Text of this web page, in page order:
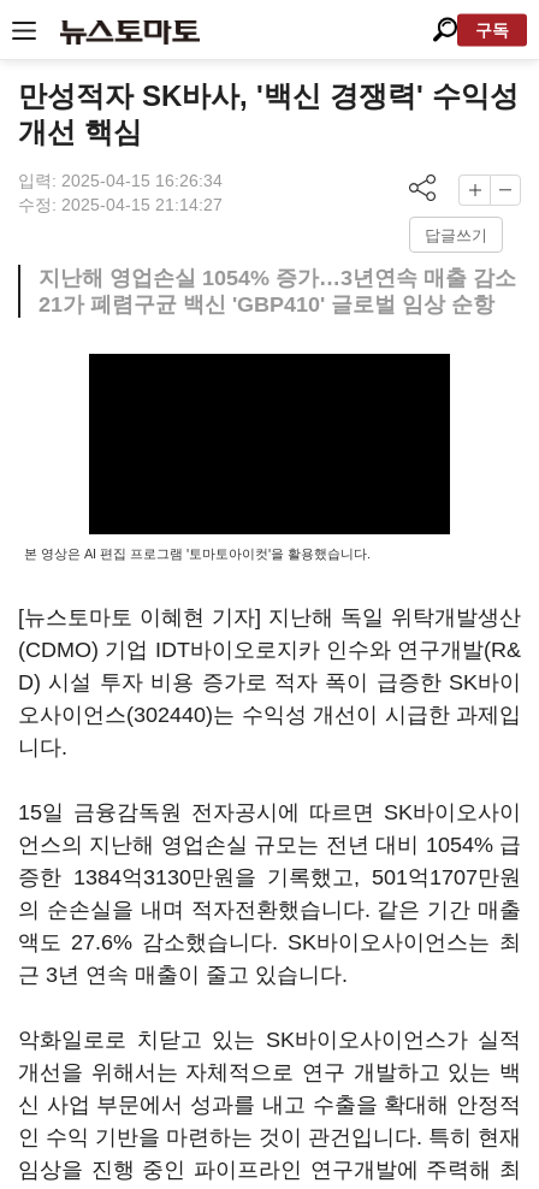
구독
만성적자 SK바사, '백신 경쟁력' 수익성
개선 핵심
입력: 2025-04-15 16:26:34
수정: 2025-04-15 21:14:27
답글쓰기
지난해 영업손실 1054% 증가…3년연속 매출 감소
21가 폐렴구균 백신 'GBP410' 글로벌 임상 순항
본 영상은 AI 편집 프로그램 '토마토아이컷'을 활용했습니다.
[뉴스토마토 이혜현 기자] 지난해 독일 위탁개발생산
(CDMO) 기업 IDT바이오로지카 인수와 연구개발(R&
D) 시설 투자 비용 증가로 적자 폭이 급증한 SK바이
오사이언스(302440)는 수익성 개선이 시급한 과제입
니다.
15일 금융감독원 전자공시에 따르면 SK바이오사이
언스의 지난해 영업손실 규모는 전년 대비 1054% 급
증한 1384억3130만원을 기록했고, 501억1707만원
의 순손실을 내며 적자전환했습니다. 같은 기간 매출
액도 27.6% 감소했습니다. SK바이오사이언스는 최
근 3년 연속 매출이 줄고 있습니다.
악화일로로 치닫고 있는 SK바이오사이언스가 실적
개선을 위해서는 자체적으로 연구 개발하고 있는 백
신 사업 부문에서 성과를 내고 수출을 확대해 안정적
인 수익 기반을 마련하는 것이 관건입니다. 특히 현재
임상을 진행 중인 파이프라인 연구개발에 주력해 최